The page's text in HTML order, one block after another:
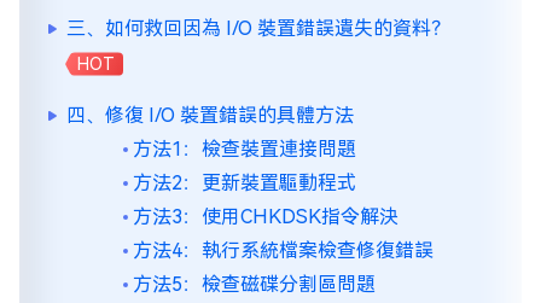
三、如何救回因為 I/O 裝置錯誤遺失的資料？
HOT
四、修復 I/O 裝置錯誤的具體方法
方法1：檢查裝置連接問題
方法2：更新裝置驅動程式
方法3：使用CHKDSK指令解決
方法4：執行系統檔案檢查修復錯誤
方法5：檢查磁碟分割區問題